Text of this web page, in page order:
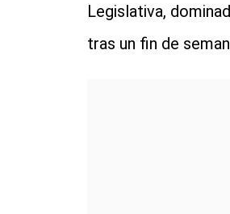
Legislativa,
tras un fin de